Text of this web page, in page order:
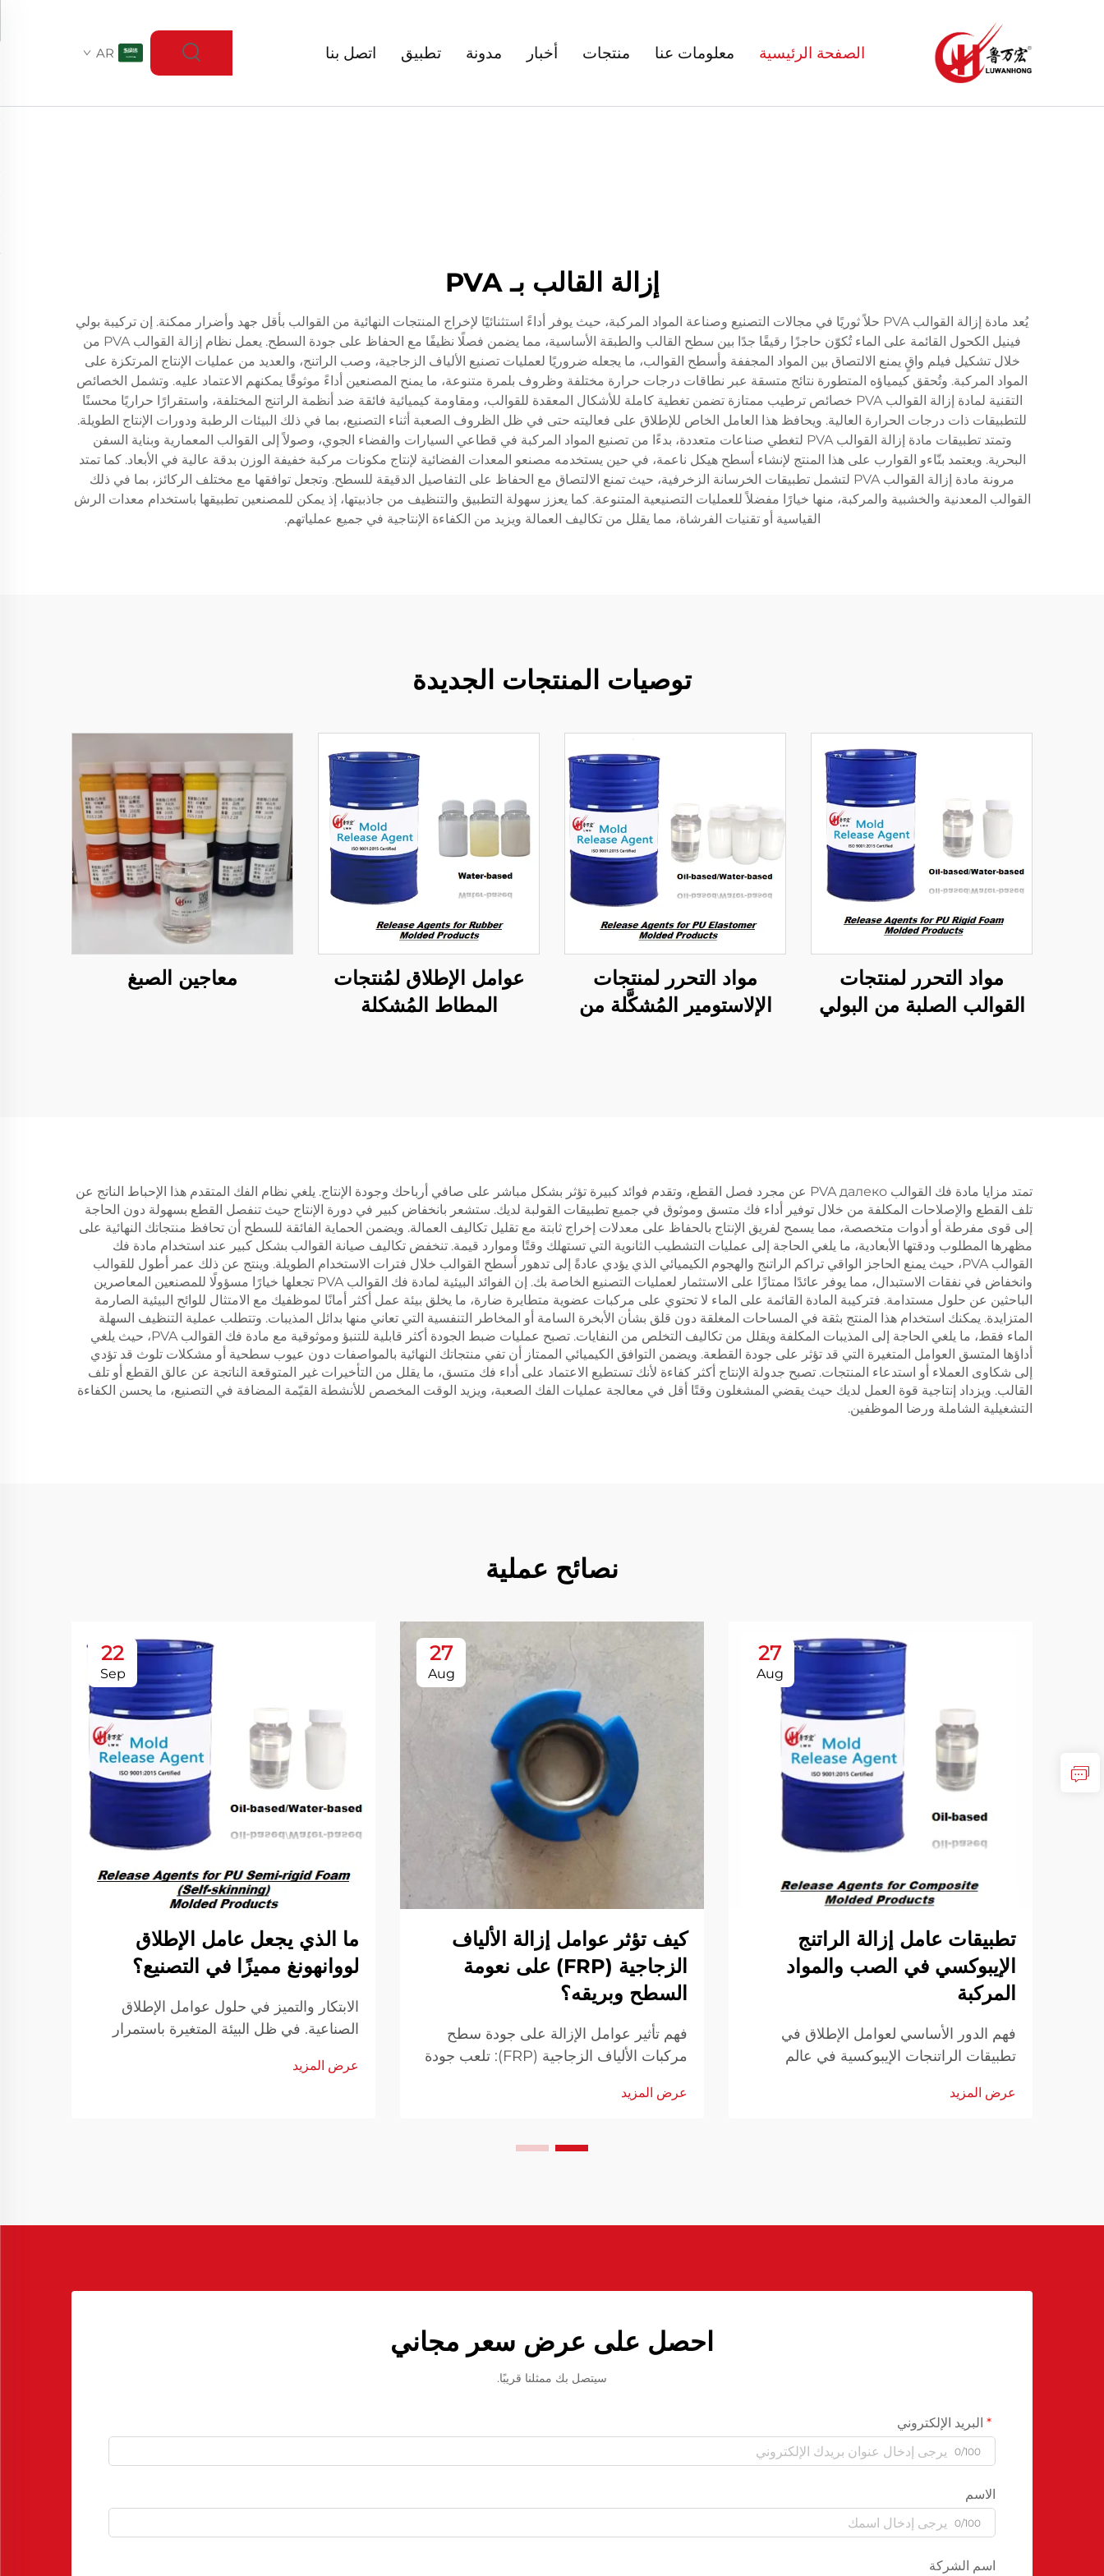
الصفحة الرئيسية معلومات عنا منتجات أخبار مدونة تطبيق اتصل بنا AR
إزالة القالب بـ PVA
يُعد مادة إزالة القوالب PVA حلاً ثوريًا في مجالات التصنيع وصناعة المواد المركبة، حيث يوفر أداءً استثنائيًا لإخراج المنتجات النهائية من القوالب بأقل جهد وأضرار ممكنة. إن تركيبة بولي
فينيل الكحول القائمة على الماء تُكوّن حاجزًا رقيقًا جدًا بين سطح القالب والطبقة الأساسية، مما يضمن فصلًا نظيفًا مع الحفاظ على جودة السطح. يعمل نظام إزالة القوالب PVA من
خلال تشكيل فيلم واقٍ يمنع الالتصاق بين المواد المجففة وأسطح القوالب، ما يجعله ضروريًا لعمليات تصنيع الألياف الزجاجية، وصب الراتنج، والعديد من عمليات الإنتاج المرتكزة على
المواد المركبة. وتُحقق كيمياؤه المتطورة نتائج متسقة عبر نطاقات درجات حرارة مختلفة وظروف بلمرة متنوعة، ما يمنح المصنعين أداءً موثوقًا يمكنهم الاعتماد عليه. وتشمل الخصائص
التقنية لمادة إزالة القوالب PVA خصائص ترطيب ممتازة تضمن تغطية كاملة للأشكال المعقدة للقوالب، ومقاومة كيميائية فائقة ضد أنظمة الراتنج المختلفة، واستقرارًا حراريًا محسنًا
للتطبيقات ذات درجات الحرارة العالية. ويحافظ هذا العامل الخاص للإطلاق على فعاليته حتى في ظل الظروف الصعبة أثناء التصنيع، بما في ذلك البيئات الرطبة ودورات الإنتاج الطويلة.
وتمتد تطبيقات مادة إزالة القوالب PVA لتغطي صناعات متعددة، بدءًا من تصنيع المواد المركبة في قطاعي السيارات والفضاء الجوي، وصولاً إلى القوالب المعمارية وبناية السفن
البحرية. ويعتمد بنّاءو القوارب على هذا المنتج لإنشاء أسطح هيكل ناعمة، في حين يستخدمه مصنعو المعدات الفضائية لإنتاج مكونات مركبة خفيفة الوزن بدقة عالية في الأبعاد. كما تمتد
مرونة مادة إزالة القوالب PVA لتشمل تطبيقات الخرسانة الزخرفية، حيث تمنع الالتصاق مع الحفاظ على التفاصيل الدقيقة للسطح. وتجعل توافقها مع مختلف الركائز، بما في ذلك
القوالب المعدنية والخشبية والمركبة، منها خيارًا مفضلاً للعمليات التصنيعية المتنوعة. كما يعزز سهولة التطبيق والتنظيف من جاذبيتها، إذ يمكن للمصنعين تطبيقها باستخدام معدات الرش
القياسية أو تقنيات الفرشاة، مما يقلل من تكاليف العمالة ويزيد من الكفاءة الإنتاجية في جميع عملياتهم.
توصيات المنتجات الجديدة
مواد التحرر لمنتجات
القوالب الصلبة من البولي
مواد التحرر لمنتجات
الإلاستومير المُشكَّلة من
عوامل الإطلاق لمُنتجات
المطاط المُشكلة
معاجين الصبغ
تمتد مزايا مادة فك القوالب PVA далеко عن مجرد فصل القطع، وتقدم فوائد كبيرة تؤثر بشكل مباشر على صافي أرباحك وجودة الإنتاج. يلغي نظام الفك المتقدم هذا الإحباط الناتج عن
تلف القطع والإصلاحات المكلفة من خلال توفير أداء فك متسق وموثوق في جميع تطبيقات القولبة لديك. ستشعر بانخفاض كبير في دورة الإنتاج حيث تنفصل القطع بسهولة دون الحاجة
إلى قوى مفرطة أو أدوات متخصصة، مما يسمح لفريق الإنتاج بالحفاظ على معدلات إخراج ثابتة مع تقليل تكاليف العمالة. ويضمن الحماية الفائقة للسطح أن تحافظ منتجاتك النهائية على
مظهرها المطلوب ودقتها الأبعادية، ما يلغي الحاجة إلى عمليات التشطيب الثانوية التي تستهلك وقتًا وموارد قيمة. تنخفض تكاليف صيانة القوالب بشكل كبير عند استخدام مادة فك
القوالب PVA، حيث يمنع الحاجز الواقي تراكم الراتنج والهجوم الكيميائي الذي يؤدي عادةً إلى تدهور أسطح القوالب خلال فترات الاستخدام الطويلة. وينتج عن ذلك عمر أطول للقوالب
وانخفاض في نفقات الاستبدال، مما يوفر عائدًا ممتازًا على الاستثمار لعمليات التصنيع الخاصة بك. إن الفوائد البيئية لمادة فك القوالب PVA تجعلها خيارًا مسؤولًا للمصنعين المعاصرين
الباحثين عن حلول مستدامة. فتركيبة المادة القائمة على الماء لا تحتوي على مركبات عضوية متطايرة ضارة، ما يخلق بيئة عمل أكثر أمانًا لموظفيك مع الامتثال للوائح البيئية الصارمة
المتزايدة. يمكنك استخدام هذا المنتج بثقة في المساحات المغلقة دون قلق بشأن الأبخرة السامة أو المخاطر التنفسية التي تعاني منها بدائل المذيبات. وتتطلب عملية التنظيف السهلة
الماء فقط، ما يلغي الحاجة إلى المذيبات المكلفة ويقلل من تكاليف التخلص من النفايات. تصبح عمليات ضبط الجودة أكثر قابلية للتنبؤ وموثوقية مع مادة فك القوالب PVA، حيث يلغي
أداؤها المتسق العوامل المتغيرة التي قد تؤثر على جودة القطعة. ويضمن التوافق الكيميائي الممتاز أن تفي منتجاتك النهائية بالمواصفات دون عيوب سطحية أو مشكلات تلوث قد تؤدي
إلى شكاوى العملاء أو استدعاء المنتجات. تصبح جدولة الإنتاج أكثر كفاءة لأنك تستطيع الاعتماد على أداء فك متسق، ما يقلل من التأخيرات غير المتوقعة الناتجة عن عالق القطع أو تلف
القالب. ويزداد إنتاجية قوة العمل لديك حيث يقضي المشغلون وقتًا أقل في معالجة عمليات الفك الصعبة، ويزيد الوقت المخصص للأنشطة القيّمة المضافة في التصنيع، ما يحسن الكفاءة
التشغيلية الشاملة ورضا الموظفين.
نصائح عملية
27
Aug
تطبيقات عامل إزالة الراتنج
الإيبوكسي في الصب والمواد
المركبة
فهم الدور الأساسي لعوامل الإطلاق في
تطبيقات الراتنجات الإيبوكسية في عالم
الإيبوكسية، يعتمد النجاح غالبًا على الاستخدام
عرض المزيد
27
Aug
كيف تؤثر عوامل إزالة الألياف
الزجاجية (FRP) على نعومة
السطح وبريقه؟
فهم تأثير عوامل الإزالة على جودة سطح
مركبات الألياف الزجاجية (FRP): تلعب جودة
أساسياً في الجوانب الجمالية والأداء. تعد
أساسية في عملية التصنيع...
عرض المزيد
22
Sep
ما الذي يجعل عامل الإطلاق
لووانهونغ مميزًا في التصنيع؟
الابتكار والتميز في حلول عوامل الإطلاق
الصناعية. في ظل البيئة المتغيرة باستمرار
دورًا محوريًا في كفاءة الإنتاج وجودة المنتج.
عرض المزيد
احصل على عرض سعر مجاني
سيتصل بك ممثلنا قريبًا.
البريد الإلكتروني
0/100
الاسم
0/100
اسم الشركة